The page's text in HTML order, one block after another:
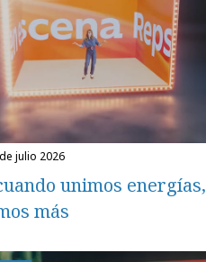
de julio 2026
unimos energías,
más